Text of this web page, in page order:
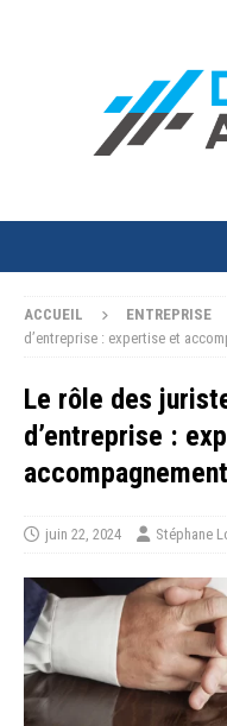
ACCUEIL ENTREPRISE
d’entreprise : expertise et
Le rôle des
d’entreprise :
accompagnement
juin 22, 2024 Stéphane